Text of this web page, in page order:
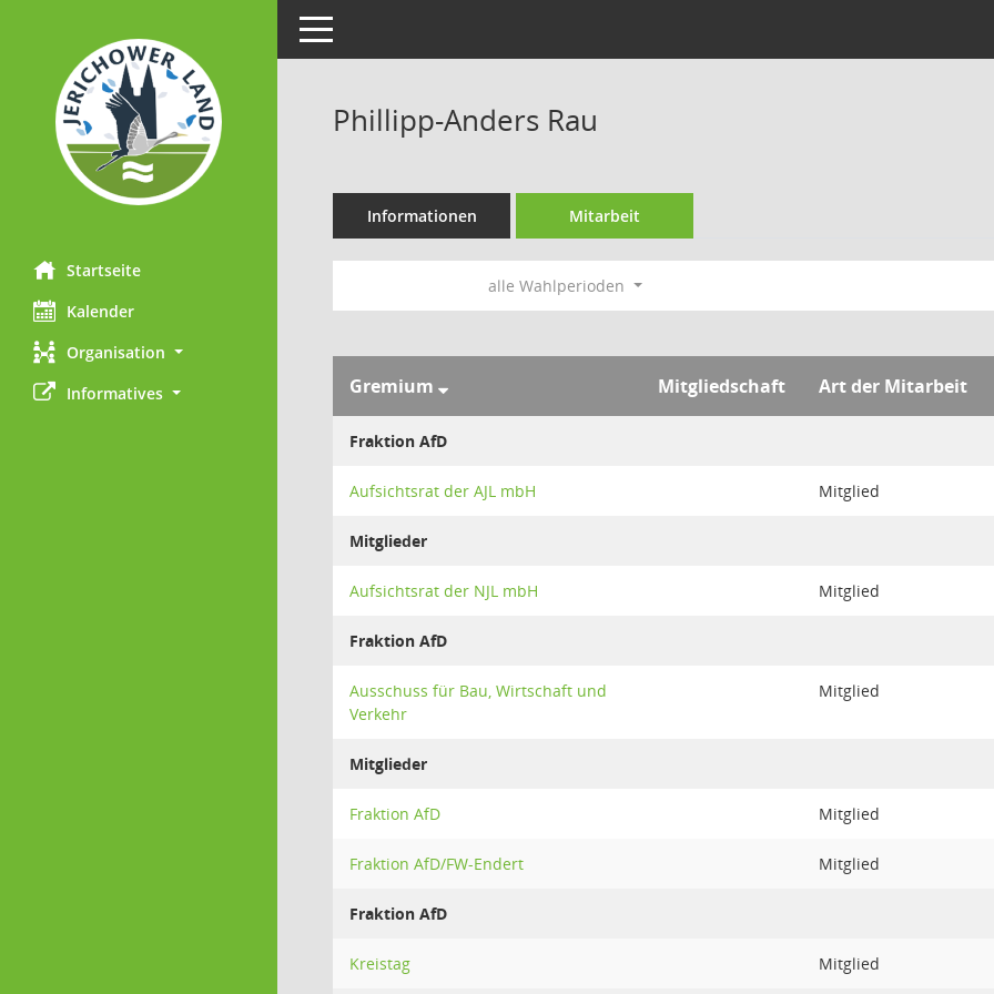
Startseite
Kalender
Organisation
Informatives
Toggle navigation
Phillipp-Anders Rau
Informationen Mitarbeit
alle Wahlperioden
Gremium Mitgliedschaft Art der Mitarbeit
Fraktion AfD
Aufsichtsrat der AJL mbH Mitglied
Mitglieder
Aufsichtsrat der NJL mbH Mitglied
Fraktion AfD
Ausschuss für Bau, Wirtschaft und
Verkehr
Mitglied
Mitglieder
Fraktion AfD Mitglied
Fraktion AfD/FW-Endert Mitglied
Fraktion AfD
Kreistag Mitglied